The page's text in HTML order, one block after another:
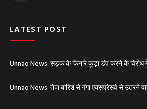
LATEST POST
Unnao News: सड़क के किनारे कूड़ा डंप करने के विरोध में
Unnao News: तेज बारिश से गंगा एक्सप्रेसवे से उतरने